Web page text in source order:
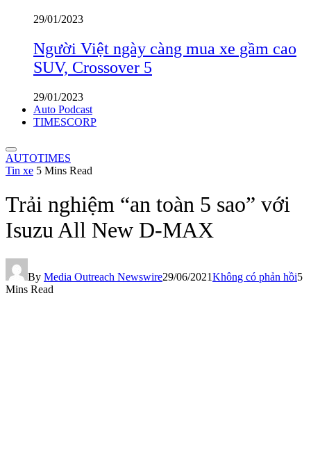
29/01/2023
Người Việt ngày càng mua xe gầm cao
SUV, Crossover 5
29/01/2023
Auto Podcast
TIMESCORP
AUTOTIMES
Tin xe 5 Mins Read
Trải nghiệm “an toàn 5 sao” với
Isuzu All New D-MAX
By Media Outreach Newswire29/06/2021Không có phản hồi5
Mins Read